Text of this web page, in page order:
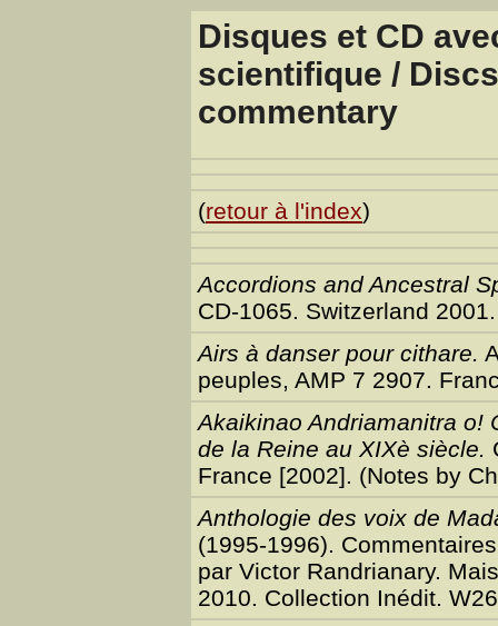
Disques et CD
scientifique /
commentary
(retour à l'index)
Accordions and Ancestral
CD-1065. Switzerland
Airs à danser pour cithare.
peuples, AMP 7 2907.
Akaikinao Andriamanitra o!
de la Reine au XIXè siècle.
France [2002]. (Notes by
Anthologie des voix de
(1995-1996).
par Victor Randrianary.
2010. Collection Inédit.